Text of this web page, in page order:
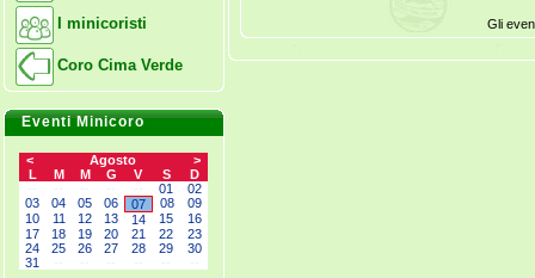
I minicoristi
Coro Cima Verde
Eventi Minicoro
< Agosto
>
L
M M G V S
D
01
02
03
04 05 06 07 08
09
10
11 12 13 14 15
16
17
18 19 20 21 22
23
24
25 26 27 28 29
30
31
Gli